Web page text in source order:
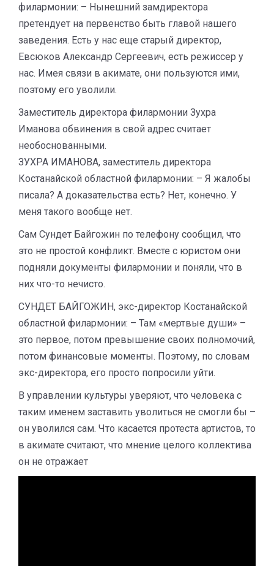
филармонии: – Нынешний замдиректора
претендует на первенство быть главой нашего
заведения. Есть у нас еще старый директор,
Евсюков Александр Сергеевич, есть режиссер у
нас. Имея связи в акимате, они пользуются ими,
поэтому его уволили.
Заместитель директора филармонии Зухра
Иманова обвинения в свой адрес считает
необоснованными.
ЗУХРА ИМАНОВА, заместитель директора
Костанайской областной филармонии: – Я жалобы
писала? А доказательства есть? Нет, конечно. У
меня такого вообще нет.
Сам Сундет Байгожин по телефону сообщил, что
это не простой конфликт. Вместе с юристом они
подняли документы филармонии и поняли, что в
них что-то нечисто.
СУНДЕТ БАЙГОЖИН, экс-директор Костанайской
областной филармонии: – Там «мертвые души» –
это первое, потом превышение своих полномочий,
потом финансовые моменты. Поэтому, по словам
экс-директора, его просто попросили уйти.
В управлении культуры уверяют, что человека с
таким именем заставить уволиться не смогли бы –
он уволился сам. Что касается протеста артистов, то
в акимате считают, что мнение целого коллектива
он не отражает